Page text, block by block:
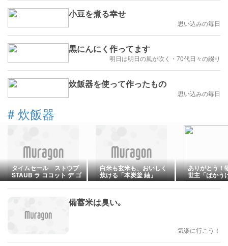
小豆を煮る幸せ
思い込みの毎日
黒にんにく作ってます
明日は明日の風が吹く・70代日々の綴り
炊飯器を使って作ったもの
思い込みの毎日
# 炊飯器
タイムセール ストウブ
STAUB ラ ココット デ ゴ
ハン S 12cm【国内正規
品】
白米も玄米も、おいしく
炊ける「本炭釜 紬」
ありがとう！
世主「ばかう
備蓄米は臭い｡
気楽に行こう！